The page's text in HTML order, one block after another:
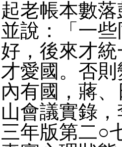
起老帳本數
並說：「一
好，後來才
才愛國。否
內有國，蔣
山會議實錄
三年版第二○